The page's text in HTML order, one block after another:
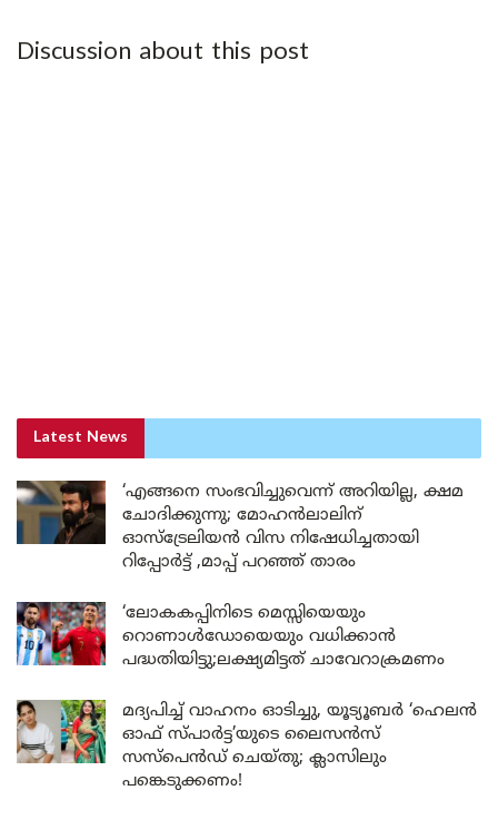
Discussion about this post
Latest News
‘എങ്ങനെ സംഭവിച്ചുവെന്ന് അറിയില്ല, ക്ഷമ
ചോദിക്കുന്നു; മോഹൻലാലിന്
ഓസ്ട്രേലിയൻ വിസ നിഷേധിച്ചതായി
റിപ്പോർട്ട് ,മാപ്പ് പറഞ്ഞ് താരം
‘ലോകകപ്പിനിടെ മെസ്സിയെയും
റൊണാൾഡോയെയും വധിക്കാൻ
പദ്ധതിയിട്ടു;ലക്ഷ്യമിട്ടത് ചാവേറാക്രമണം
മദ്യപിച്ച് വാഹനം ഓടിച്ചു, യൂട്യൂബർ ‘ഹെലൻ
ഓഫ് സ്പാർട്ട’യുടെ ലൈസൻസ്
സസ്പെൻഡ് ചെയ്തു; ക്ലാസിലും
പങ്കെടുക്കണം!